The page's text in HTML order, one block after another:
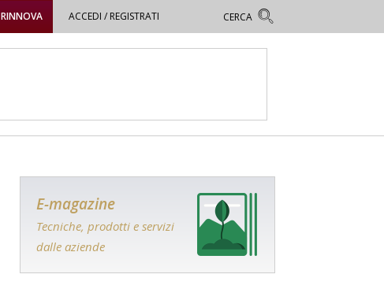
ACCEDI / REGISTRATI
E-magazine
Tecniche, prodotti e servizi
dalle aziende